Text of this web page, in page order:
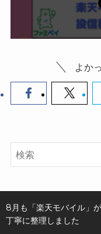
よか
8月も「楽天モバイル」が
丁寧に整理しました